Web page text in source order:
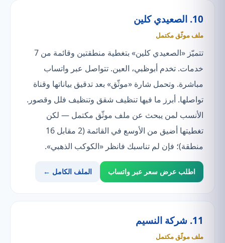
10. الصعيدي كلين
ملف موثّق مكتمل
تتميّز «الصعيدي كلين» بتغطية منطقتين وقائمة من 7
خدمات. تخدم أبوظبي، العين. تتواصل عبر واتساب
مباشرة. وتحمل شارة «موثّق» بعد تدقيق بياناتها وقناة
تواصلها. أبرز ما فيها تنظيف شقق وتنظيف فلل وقصور.
الأنسب لمن يبحث عن ملف موثّق مكتمل — لكن
تغطيتها أضيق من الأوسع في القائمة (2 مقابل 16
منطقة)؛ فإن لم تناسبك فانظر «الكوكب الذهبي».
اطلب عرض سعر عبر واتساب الملف الكامل ←
11. شركة النسيم
ملف موثّق مكتمل